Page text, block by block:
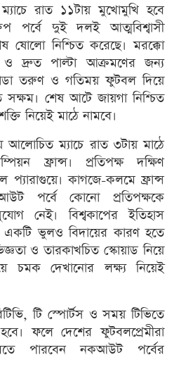
রাত ১১টায় মুখোমুখি হবে
পর্বে দুই দলই আত্মবিশ্বাসী
ষোলো নিশ্চিত করেছে। মরক্কো
ও দ্রুত পাল্টা আক্রমণের জন্য
তরুণ ও গতিময় ফুটবল দিয়ে
সক্ষম। শেষ আটে জায়গা নিশ্চিত
নিয়েই মাঠে নামবে।
আলোচিত ম্যাচে রাত ৩টায় মাঠে
ফ্রান্স। প্রতিপক্ষ দক্ষিণ
প্যারাগুয়ে। কাগজে-কলমে ফ্রান্স
পর্বে কোনো প্রতিপক্ষকে
নেই। বিশ্বকাপের ইতিহাস
ভুলও বিদায়ের কারণ হতে
ও তারকাখচিত স্কোয়াড নিয়ে
চমক দেখানোর লক্ষ্য নিয়েই
টি স্পোর্টস ও সময় টিভিতে
ফলে দেশের ফুটবলপ্রেমীরা
পারবেন নকআউট পর্বের